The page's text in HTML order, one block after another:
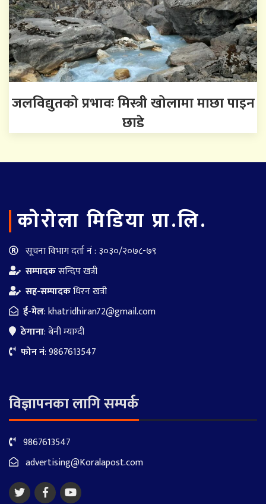
जलविद्युतको प्रभावः मिस्त्री खोलामा माछा पाइन
छाडे
काेराेला मिडिया प्रा.लि.
सूचना विभाग दर्ता नं : ३०३०/२०७८-७९
सम्पादकसन्दिप खत्री
सह-सम्पादकधिरन खत्री
ई-मेल:khatridhiran72@gmail.com
ठेगाना: बेनी म्याग्दी
फोन नं: 9867613547
विज्ञापनका लागि सम्पर्क
9867613547
advertising@Koralapost.com